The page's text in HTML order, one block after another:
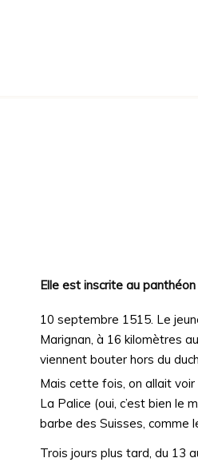
Elle est inscrite au
10 septembre 1515. Le
Marignan, à 16 kilomètres
viennent bouter hors du
Mais cette fois, on allait voir
La Palice (oui, c’est bien le
barbe des Suisses, comme
Trois jours plus tard, du 13